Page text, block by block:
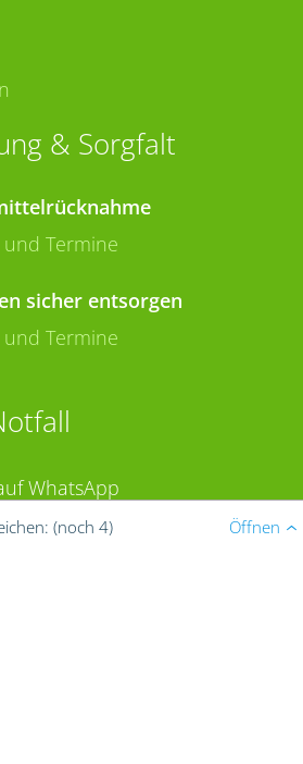
Öffnen
(noch 4)
& Sorgfalt
Termine
sicher entsorgen
Termine
WhatsApp
346 564 1